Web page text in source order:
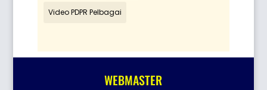
Video PDPR Pelbagai
WEBMASTER